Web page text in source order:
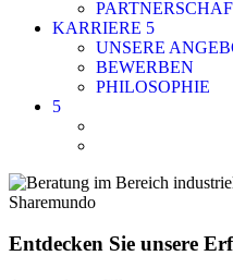
KARRIERE
UNSERE
BEWERBEN
PHILOSOPHIE
Entdecken Sie unsere